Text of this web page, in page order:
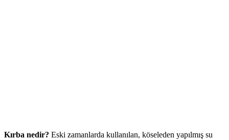
Kırba nedir? Eski zamanlarda kullanılan, köseleden yapılmış su